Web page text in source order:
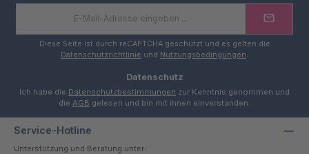
Diese Seite ist durch reCAPTCHA geschützt und es gelten die
Datenschutzrichtlinie und Nutzungsbedingungen.
Datenschutz
Ich habe die Datenschutzbestimmungen zur Kenntnis genommen und
die AGB gelesen und bin mit ihnen einverstanden.
Service-Hotline
Unterstützung und Beratung unter: